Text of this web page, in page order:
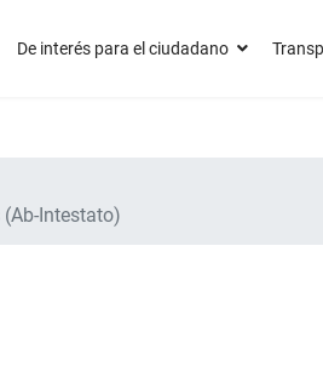
De interés para el ciudadano
Intestato)